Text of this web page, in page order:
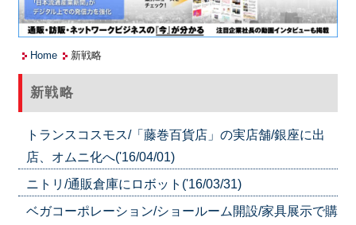
Home 新戦略
新戦略
トランスコスモス/「藤巻百貨店」の実店舗/銀座に出
店、オムニ化へ('16/04/01)
ニトリ/通販倉庫にロボット('16/03/31)
ベガコーポレーション/ショールーム開設/家具展示で購